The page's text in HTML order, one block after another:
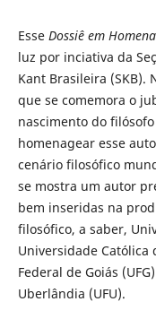
Esse Dossiê em
luz por inciativa da
Kant Brasileira (SKB).
que se comemora o
nascimento do
homenagear esse
cenário filosófico
se mostra um autor
bem inseridas na
filosófico, a saber,
Universidade Católica
Federal de Goiás
Uberlândia (UFU).